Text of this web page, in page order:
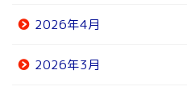
2026年4月
2026年3月